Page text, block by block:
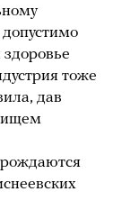
здоровье
тоже
дав
рождаются